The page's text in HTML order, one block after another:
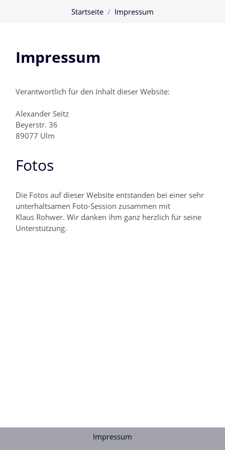
Startseite Impressum
Im­pres­sum
Verantwortlich für den Inhalt dieser Website:
Alexander Seitz
Beyerstr. 36
89077 Ulm
Fotos
Die Fotos auf dieser Website entstanden bei einer sehr
unterhaltsamen Foto-Session zusammen mit
Klaus Rohwer. Wir danken ihm ganz herzlich für seine
Unterstützung.
Impressum